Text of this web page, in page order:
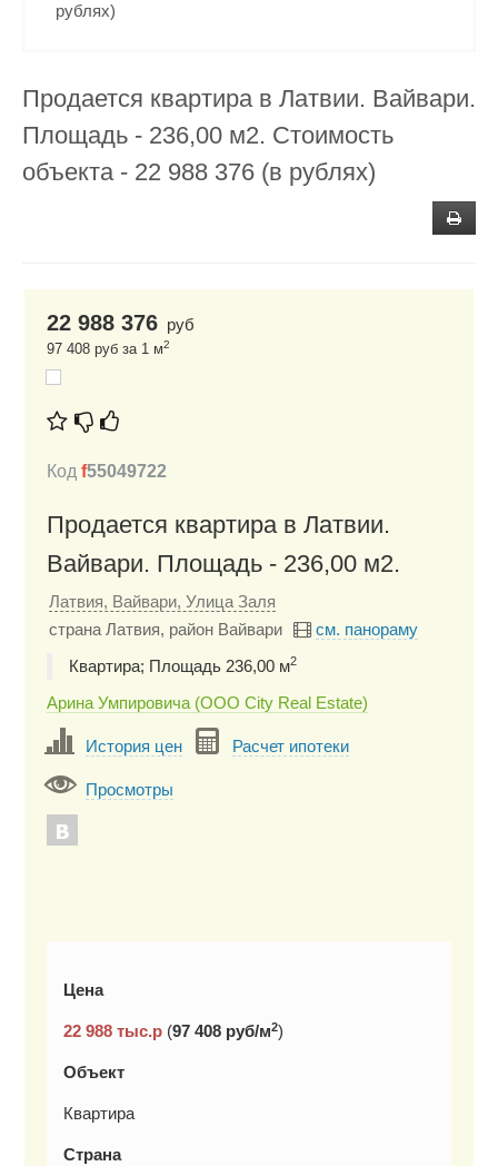
рублях)
Продается квартира в Латвии. Вайвари.
Площадь - 236,00 м2. Стоимость
объекта - 22 988 376 (в рублях)
22 988 376 руб
97 408 руб за 1 м2
Код f55049722
Продается квартира в Латвии.
Вайвари. Площадь - 236,00 м2.
Латвия, Вайвари, Улица Заля
страна Латвия, район Вайвари
см. панораму
Квартира; Площадь 236,00 м2
Арина Умпировича (ООО City Real Estate)
История цен Расчет ипотеки
Просмотры
Цена
22 988 тыс.р (97 408 руб/м2)
Объект
Квартира
Страна